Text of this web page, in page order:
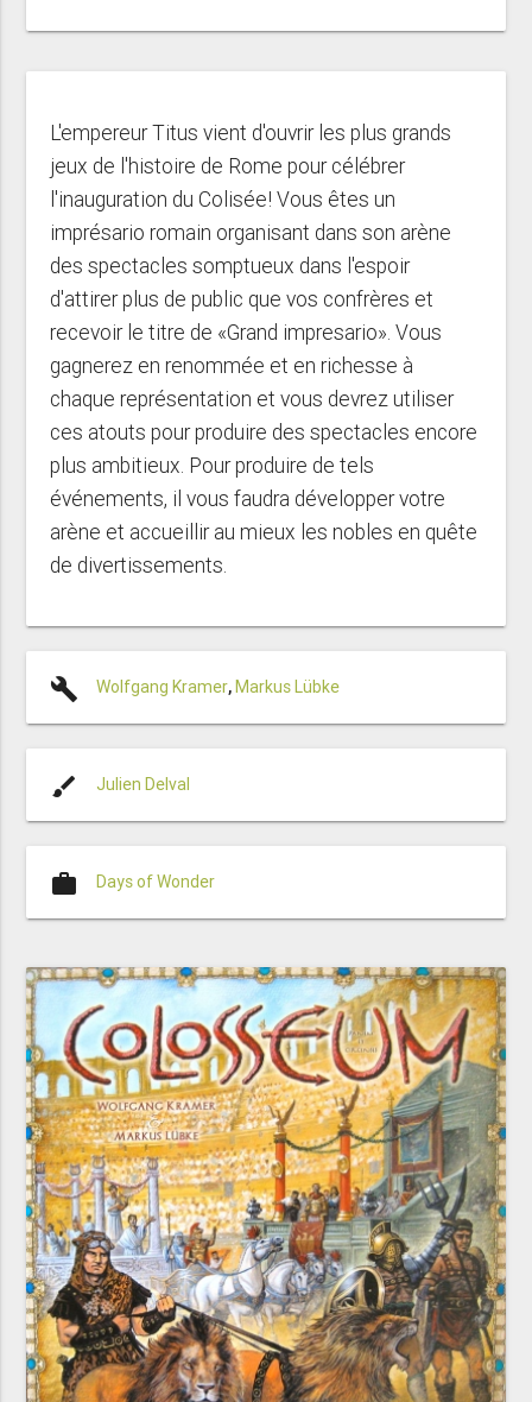
L'empereur Titus vient d'ouvrir les plus grands
jeux de l'histoire de Rome pour célébrer
l'inauguration du Colisée! Vous êtes un
imprésario romain organisant dans son arène
des spectacles somptueux dans l'espoir
d'attirer plus de public que vos confrères et
recevoir le titre de «Grand impresario». Vous
gagnerez en renommée et en richesse à
chaque représentation et vous devrez utiliser
ces atouts pour produire des spectacles encore
plus ambitieux. Pour produire de tels
événements, il vous faudra développer votre
arène et accueillir au mieux les nobles en quête
de divertissements.
build Wolfgang Kramer,Markus Lübke
brush Julien Delval
work Days of Wonder